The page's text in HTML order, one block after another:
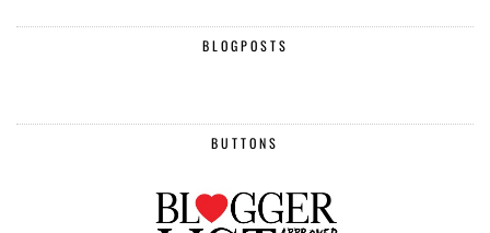
BLOGPOSTS
BUTTONS